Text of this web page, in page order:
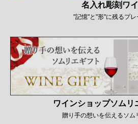
名入れ彫刻ワ
"記憶"と"形"に残るプレ
ワインショップソムリ
贈り手の想いを伝えるソム